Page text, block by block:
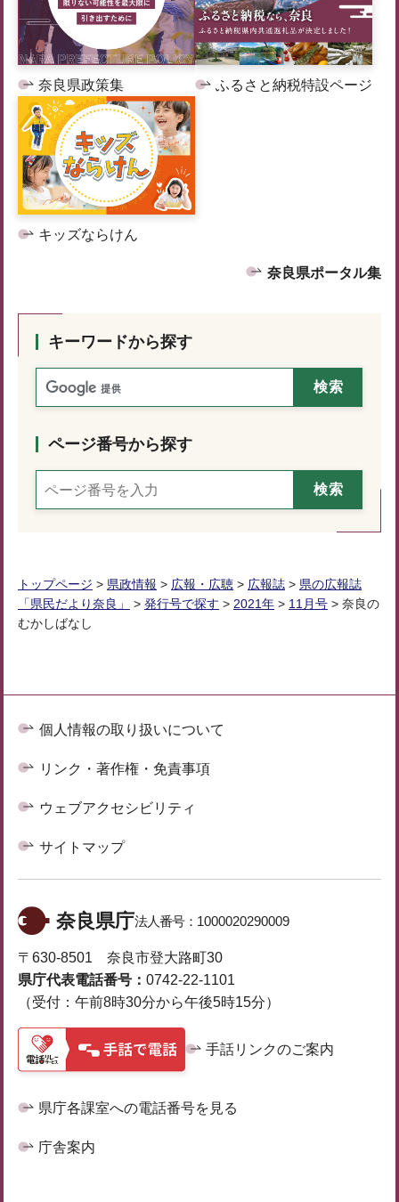
奈良県政策集 ふるさと納税特設ページ
キッズならけん
奈良県ポータル集
キーワードから探す
ページ番号から探す
トップページ > 県政情報 > 広報・広聴 > 広報誌 > 県の広報誌
「県民だより奈良」
> 発行号で探す > 2021年 > 11月号 > 奈良の
むかしばなし
個人情報の取り扱いについて
リンク・著作権・免責事項
ウェブアクセシビリティ
サイトマップ
奈良県庁法人番号： 1000020290009
〒630-8501 奈良市登大路町30
県庁代表電話番号： 0742-22-1101
（受付：午前8時30分から午後5時15分）
手話リンクのご案内
県庁各課室への電話番号を見る
庁舎案内